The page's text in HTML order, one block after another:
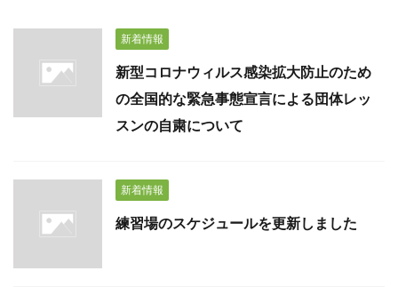
新着情報
新型コロナウィルス感染拡大防止のため
の全国的な緊急事態宣言による団体レッ
スンの自粛について
新着情報
練習場のスケジュールを更新しました